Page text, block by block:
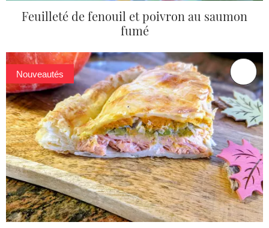
Feuilleté de fenouil et poivron au saumon
fumé
Nouveautés